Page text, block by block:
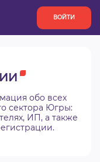
ВОЙТИ
обо всех
сектора Югры:
ИП, а также